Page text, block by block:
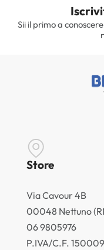
Sii il primo a
Store
Via Cavour 4B
00048 Nettuno
06 9805976
P.IVA/C.F.